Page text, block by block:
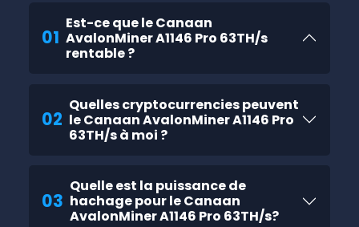
01
Est-ce que le Canaan
AvalonMiner A1146 Pro 63TH/s
rentable ?
02
Quelles cryptocurrencies peuvent
le Canaan AvalonMiner A1146 Pro
63TH/s à moi ?
03
Quelle est la puissance de
hachage pour le Canaan
AvalonMiner A1146 Pro 63TH/s?